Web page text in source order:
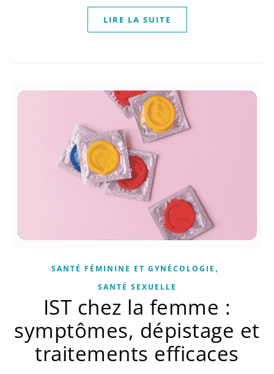
LIRE LA SUITE
SANTÉ FÉMININE ET GYNÉCOLOGIE ,
SANTÉ SEXUELLE
IST chez la femme :
symptômes, dépistage et
traitements efficaces